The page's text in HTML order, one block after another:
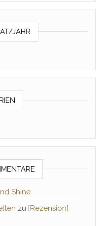
JAHR
Shine
zu [Rezension]